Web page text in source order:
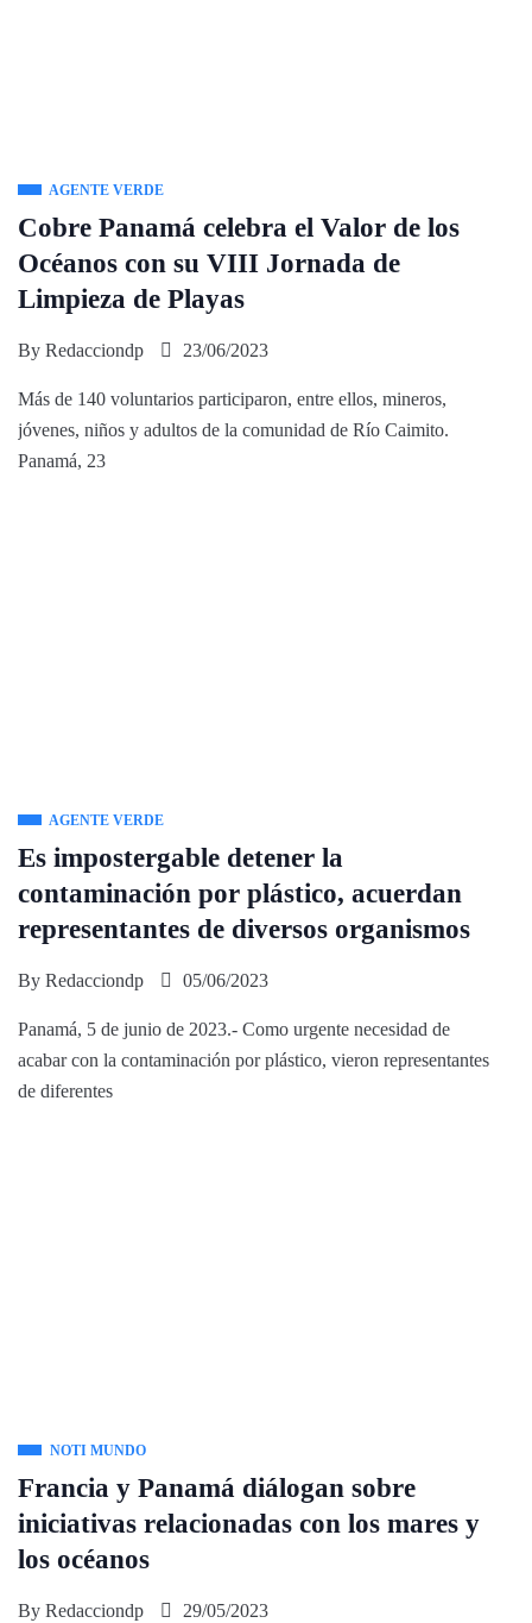
AGENTE VERDE
Cobre Panamá celebra el Valor de los
Océanos con su VIII Jornada de
Limpieza de Playas
By Redacciondp 23/06/2023
Más de 140 voluntarios participaron, entre ellos, mineros,
jóvenes, niños y adultos de la comunidad de Río Caimito.
Panamá, 23
AGENTE VERDE
Es impostergable detener la
contaminación por plástico, acuerdan
representantes de diversos organismos
By Redacciondp 05/06/2023
Panamá, 5 de junio de 2023.- Como urgente necesidad de
acabar con la contaminación por plástico, vieron representantes
de diferentes
NOTI MUNDO
Francia y Panamá diálogan sobre
iniciativas relacionadas con los mares y
los océanos
By Redacciondp 29/05/2023